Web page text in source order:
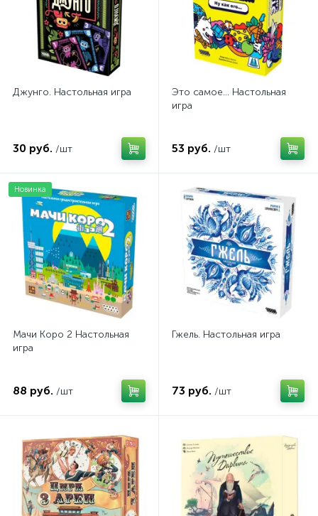
Джунго. Настольная игра
30 руб. /шт
Это самое... Настольная
игра
53 руб. /шт
Новинка
Мачи Коро 2 Настольная
игра
88 руб. /шт
Гжель. Настольная игра
73 руб. /шт